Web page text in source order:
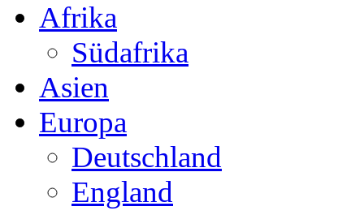
Afrika
Südafrika
Asien
Europa
Deutschland
England